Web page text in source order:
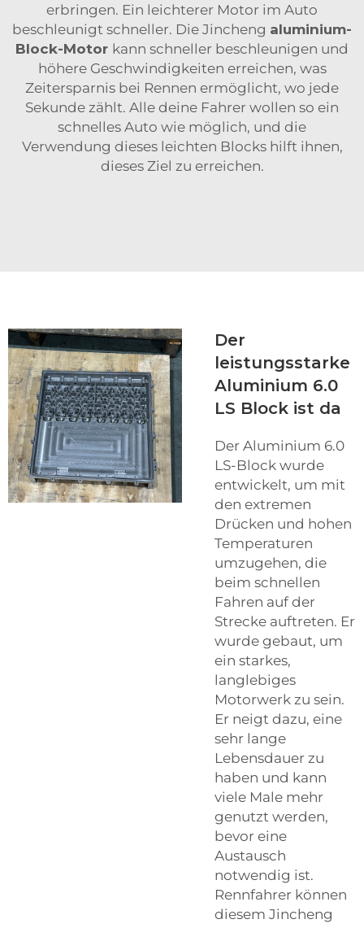
erbringen. Ein leichterer Motor im Auto
beschleunigt schneller. Die Jincheng aluminium-
Block-Motor kann schneller beschleunigen und
höhere Geschwindigkeiten erreichen, was
Zeitersparnis bei Rennen ermöglicht, wo jede
Sekunde zählt. Alle deine Fahrer wollen so ein
schnelles Auto wie möglich, und die
Verwendung dieses leichten Blocks hilft ihnen,
dieses Ziel zu erreichen.
Der
leistungsstarke
Aluminium 6.0
LS Block ist da
Der Aluminium 6.0
LS-Block wurde
entwickelt, um mit
den extremen
Drücken und hohen
Temperaturen
umzugehen, die
beim schnellen
Fahren auf der
Strecke auftreten. Er
wurde gebaut, um
ein starkes,
langlebiges
Motorwerk zu sein.
Er neigt dazu, eine
sehr lange
Lebensdauer zu
haben und kann
viele Male mehr
genutzt werden,
bevor eine
Austausch
notwendig ist.
Rennfahrer können
diesem Jincheng